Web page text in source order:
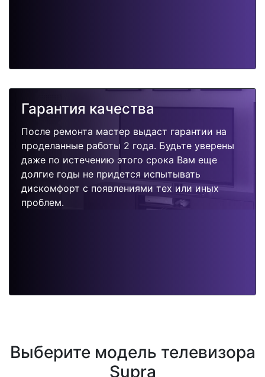
Гарантия качества
После ремонта мастер выдаст гарантии на
проделанные работы 2 года. Будьте уверены
даже по истечению этого срока Вам еще
долгие годы не придется испытывать
дискомфорт с появлениями тех или иных
проблем.
Выберите модель телевизора
Supra